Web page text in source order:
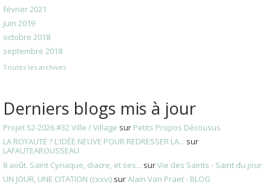
février 2021
juin 2019
octobre 2018
septembre 2018
Toutes les archives
Derniers blogs mis à jour
Projet 52-2026 #32 Ville / Village sur Petits Propos Décousus
LA ROYAUTÉ ? L'IDÉE NEUVE POUR REDRESSER LA... sur
LAFAUTEAROUSSEAU
8 août. Saint Cyriaque, diacre, et ses... surVie des Saints - Saint du jour
UN JOUR, UNE CITATION (cxxvi) surAlain Van Praet - BLOG